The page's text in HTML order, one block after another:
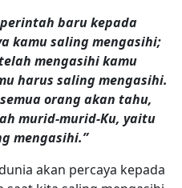
baru kepada
kamu saling mengasihi;
mengasihi kamu
harus saling mengasihi.
orang akan tahu,
murid-murid-Ku, yaitu
mengasihi.”
akan percaya kepada